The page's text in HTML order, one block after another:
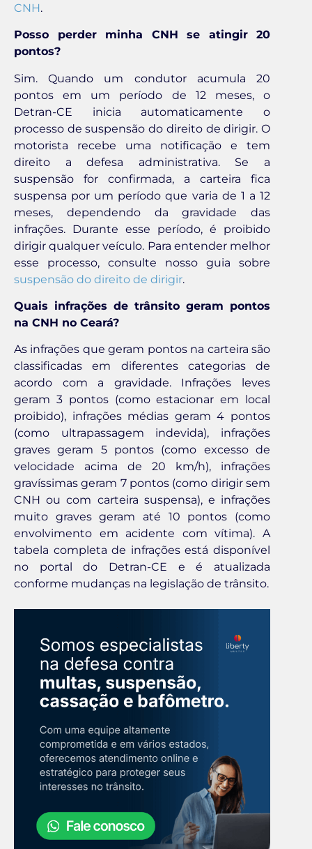
CNH.
Posso perder minha CNH se atingir 20
pontos?
Sim. Quando um condutor acumula 20
pontos em um período de 12 meses, o
Detran-CE inicia automaticamente o
processo de suspensão do direito de dirigir. O
motorista recebe uma notificação e tem
direito a defesa administrativa. Se a
suspensão for confirmada, a carteira fica
suspensa por um período que varia de 1 a 12
meses, dependendo da gravidade das
infrações. Durante esse período, é proibido
dirigir qualquer veículo. Para entender melhor
esse processo, consulte nosso guia sobre
suspensão do direito de dirigir.
Quais infrações de trânsito geram pontos
na CNH no Ceará?
As infrações que geram pontos na carteira são
classificadas em diferentes categorias de
acordo com a gravidade. Infrações leves
geram 3 pontos (como estacionar em local
proibido), infrações médias geram 4 pontos
(como ultrapassagem indevida), infrações
graves geram 5 pontos (como excesso de
velocidade acima de 20 km/h), infrações
gravíssimas geram 7 pontos (como dirigir sem
CNH ou com carteira suspensa), e infrações
muito graves geram até 10 pontos (como
envolvimento em acidente com vítima). A
tabela completa de infrações está disponível
no portal do Detran-CE e é atualizada
conforme mudanças na legislação de trânsito.